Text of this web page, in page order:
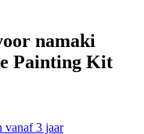
namaki
Painting Kit
vanaf 3 jaar